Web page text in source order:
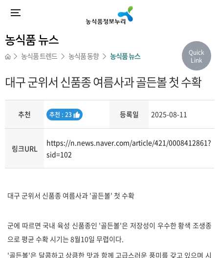
농식품 뉴스
농식품 트렌드 농식품 동향 농식품 뉴스
대구 군위서 신품종 여름사과 골든볼 첫 수확
추천
추
추천 : 23 등록일 2025-08-11
링크URL
https://n.news.naver.com/article/421/0008412861?
sid=102
대구 군위서 신품종 여름사과 '골든볼' 첫 수확
군에 따르면 국내 육성 신품종인 '골든볼'은 저장성이 우수한 황색 조생종
으로 평균 수확 시기는 8월10일 무렵이다.
'골든볼'은 달콤하고 상큼한 맛과 함께 고급스러운 풍미를 갖고 있으며 시
Quick
Link